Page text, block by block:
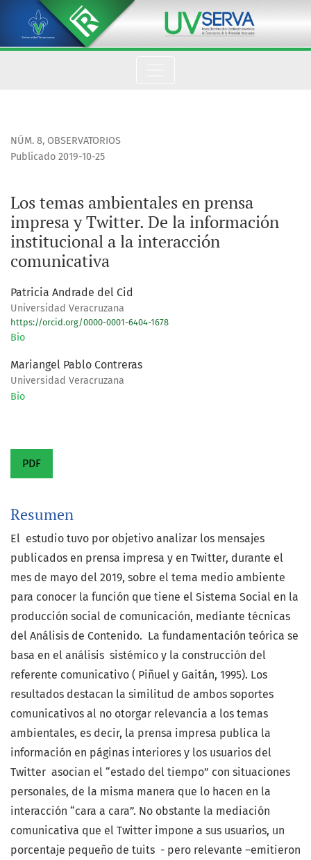
Los temas ambientales en prensa impresa y Twitter. De la
NÚM. 8, OBSERVATORIOS
Los temas ambientales en prensa
impresa y Twitter. De la información
institucional a la interacción
comunicativa
Publicado 2019-10-25
Patricia Andrade del Cid
Universidad Veracruzana
https://orcid.org/0000-0001-6404-1678
Bio
Mariangel Pablo Contreras
Universidad Veracruzana
Bio
PDF
Resumen
El estudio tuvo por objetivo analizar los mensajes
publicados en prensa impresa y en Twitter, durante el
mes de mayo del 2019, sobre el tema medio ambiente
para conocer la función que tiene el Sistema Social en la
producción social de comunicación, mediante técnicas
del Análisis de Contenido. La fundamentación teórica se
basa en el análisis sistémico y la construcción del
referente comunicativo ( Piñuel y Gaitán, 1995). Los
resultados destacan la similitud de ambos soportes
comunicativos al no otorgar relevancia a los temas
ambientales, es decir, la prensa impresa publica la
información en páginas interiores y los usuarios del
Twitter asocian el “estado del tiempo” con situaciones
personales, de la misma manera que lo hacen en la
interacción “cara a cara”. No obstante la mediación
comunicativa que el Twitter impone a sus usuarios, un
porcentaje pequeño de tuits - pero relevante –emitieron